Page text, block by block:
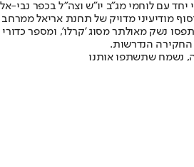
יחד עם לוחמי מג"ב יו"ש וצה"ל בכפר
מדויק של תחנת אריאל ממרחב שומרון, פשטו
החקירה הנדרשות.
נשמח שתשתפו אותנו